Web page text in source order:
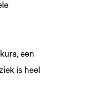
een
is heel